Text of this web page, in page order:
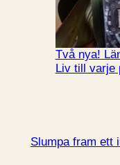
Två nya!
Liv till varje
Slumpa fram ett